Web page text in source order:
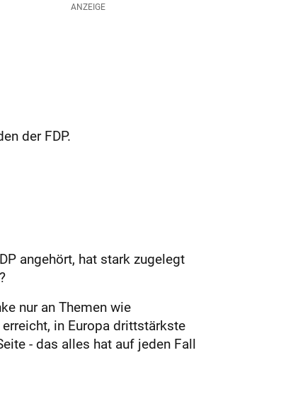
der FDP.
angehört, hat stark zugelegt
nur an Themen wie
in Europa drittstärkste
- das alles hat auf jeden Fall